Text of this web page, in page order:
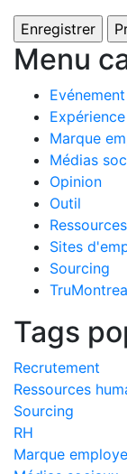
Menu
Evénement
Marque
Médias
Opinion
Outil
Sites
Sourcing
Tags
Recrutement
Ressources
Sourcing
RH
Marque